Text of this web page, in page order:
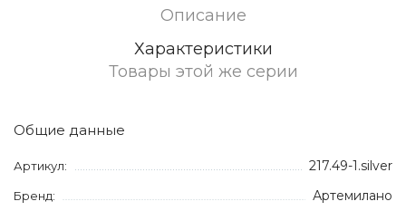
Описание
Характеристики
Товары этой же серии
Общие данные
Артикул: 217.49-1.silver
Бренд: Артемилано